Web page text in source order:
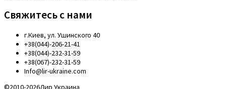
Свяжитесь с нами
г.Киев, ул. Ушинского 40
+38(044)-206-21-41
+38(044)-232-31-59
+38(067)-232-31-59
Info@lir-ukraine.com
©2010-2026Лир Украина